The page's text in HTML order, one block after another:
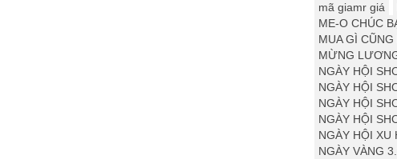
mã giamr giá
ME-O CHÚC
MUA GÌ
MỪNG
NGÀY HỘI
NGÀY HỘI
NGÀY HỘI
NGÀY HỘI
NGÀY HỘI XU
NGÀY VÀNG